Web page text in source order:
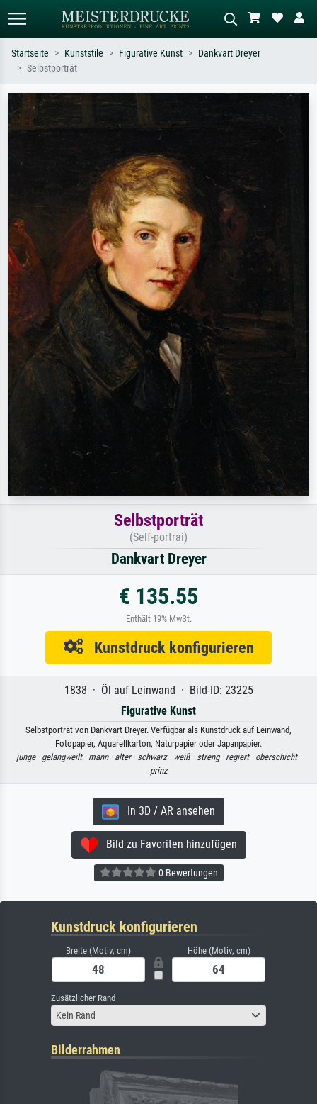
Suchen Sie nach Künstlern, Werktiteln
oder Stilen – z.B. Monet,
Sternennacht, Impressionismus, Welle
Beschreiben Sie die Szene – z.B. Grüne
Wiese, Abstrakt mit viel Rot, Dunkles
Ölgemälde, Stehender Akt neben einem
Startseite Kunststile Figurative Kunst
Dankvart Dreyer
Selbstporträt
Selbstporträt
(Self-portrai)
Dankvart Dreyer
€ 135.55
Enthält 19% MwSt.
Kunstdruck konfigurieren
1838 · Öl auf Leinwand · Bild-ID: 23225
Figurative Kunst
Selbstporträt von Dankvart Dreyer. Verfügbar als Kunstdruck auf Leinwand,
Fotopapier, Aquarellkarton, Naturpapier oder Japanpapier.
junge · gelangweilt · mann · alter · schwarz · weiß · streng · regiert · oberschicht ·
prinz
In 3D / AR ansehen
Bild zu Favoriten hinzufügen
0 Bewertungen
Kunstdruck konfigurieren
Breite (Motiv, cm) Höhe (Motiv, cm)
Zusätzlicher Rand
Kein Rand
Bilderrahmen